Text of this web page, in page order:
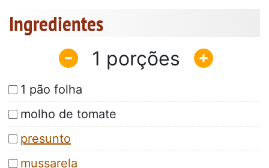
Ingredientes
1
1 pão folha
molho de tomate
presunto
mussarela